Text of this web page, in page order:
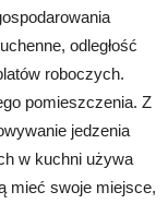
odległość
roboczych.
pomieszczenia. Z
jedzenia
w kuchni używa
mieć swoje miejsce,